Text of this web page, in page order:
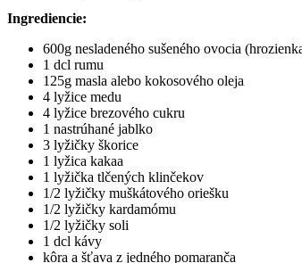
Ingrediencie:
600g nesladeného sušeného ovocia
1 dcl rumu
125g masla alebo kokosového oleja
4 lyžice medu
4 lyžice brezového cukru
1 nastrúhané jablko
3 lyžičky škorice
1 lyžica kakaa
1 lyžička tlčených klinčekov
1/2 lyžičky muškátového oriešku
1/2 lyžičky kardamómu
1/2 lyžičky soli
1 dcl kávy
kôra a šťava z jedného pomaranča